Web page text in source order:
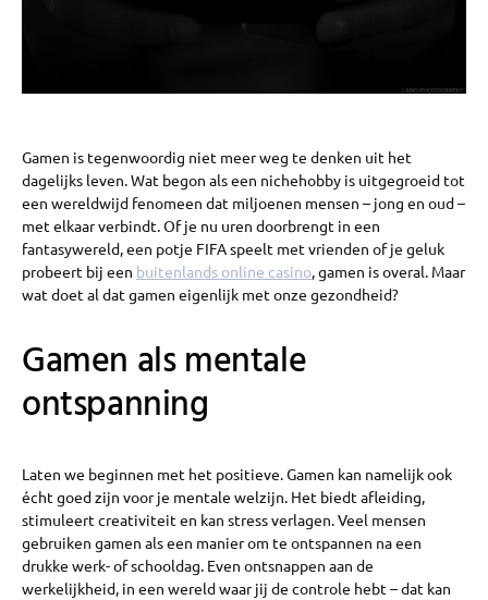
Gamen is tegenwoordig niet meer weg te denken uit het
dagelijks leven. Wat begon als een nichehobby is uitgegroeid tot
een wereldwijd fenomeen dat miljoenen mensen – jong en oud –
met elkaar verbindt. Of je nu uren doorbrengt in een
fantasywereld, een potje FIFA speelt met vrienden of je geluk
probeert bij een buitenlands online casino, gamen is overal. Maar
wat doet al dat gamen eigenlijk met onze gezondheid?
Gamen als mentale
ontspanning
Laten we beginnen met het positieve. Gamen kan namelijk ook
écht goed zijn voor je mentale welzijn. Het biedt afleiding,
stimuleert creativiteit en kan stress verlagen. Veel mensen
gebruiken gamen als een manier om te ontspannen na een
drukke werk- of schooldag. Even ontsnappen aan de
werkelijkheid, in een wereld waar jij de controle hebt – dat kan